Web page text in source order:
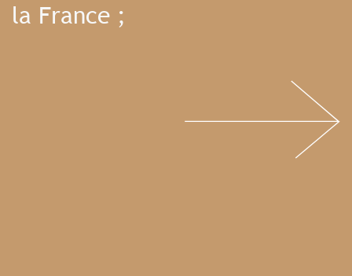
la France ;